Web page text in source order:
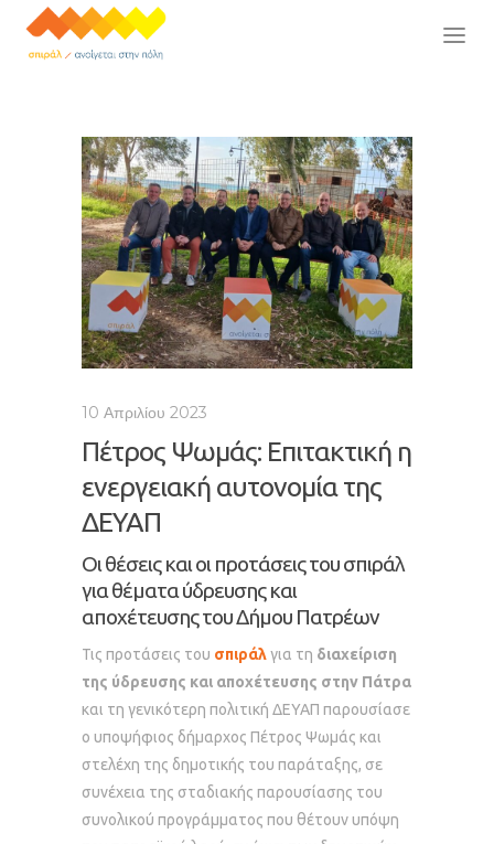
10 Απριλίου 2023
Πέτρος Ψωμάς: Επιτακτική η
ενεργειακή αυτονομία της
ΔΕΥΑΠ
Οι θέσεις και οι προτάσεις του σπιράλ
για θέματα ύδρευσης και
αποχέτευσης του Δήμου Πατρέων
Τις προτάσεις του σπιράλγια τη διαχείριση
της ύδρευσης και αποχέτευσης στην Πάτρα
και τη γενικότερη πολιτική ΔΕΥΑΠ παρουσίασε
ο υποψήφιος δήμαρχος Πέτρος Ψωμάς και
στελέχη της δημοτικής του παράταξης, σε
συνέχεια της σταδιακής παρουσίασης του
συνολικού προγράμματος που θέτουν υπόψη